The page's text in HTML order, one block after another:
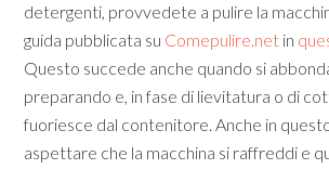
detergenti, provvedete a pulire la
guida pubblicata su Comepulire.net in
Questo succede anche quando si
preparando e, in fase di lievitatura o di
fuoriesce dal contenitore. Anche in
aspettare che la macchina si raffreddi e